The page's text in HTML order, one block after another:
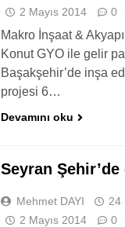
2 Mayıs 2014
0
Makro İnşaat &
Konut GYO ile gelir
Başakşehir’de inşa
projesi 6…
Devamını oku
Seyran Şehir’de
Mehmet DAYI
24
2 Mayıs 2014
0